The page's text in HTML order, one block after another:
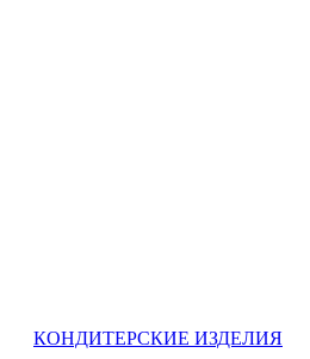
КОНДИТЕРСКИЕ ИЗДЕЛИЯ